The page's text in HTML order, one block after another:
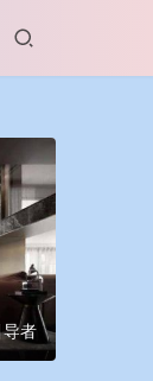
导者